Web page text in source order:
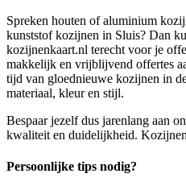
Spreken houten of aluminium
kunststof kozijnen in Sluis? Dan
kozijnenkaart.nl terecht voor je
makkelijk en vrijblijvend offertes
tijd van gloednieuwe kozijnen in
materiaal, kleur en stijl.
Bespaar jezelf dus jarenlang aan
kwaliteit en duidelijkheid.
Persoonlijke tips nodig?